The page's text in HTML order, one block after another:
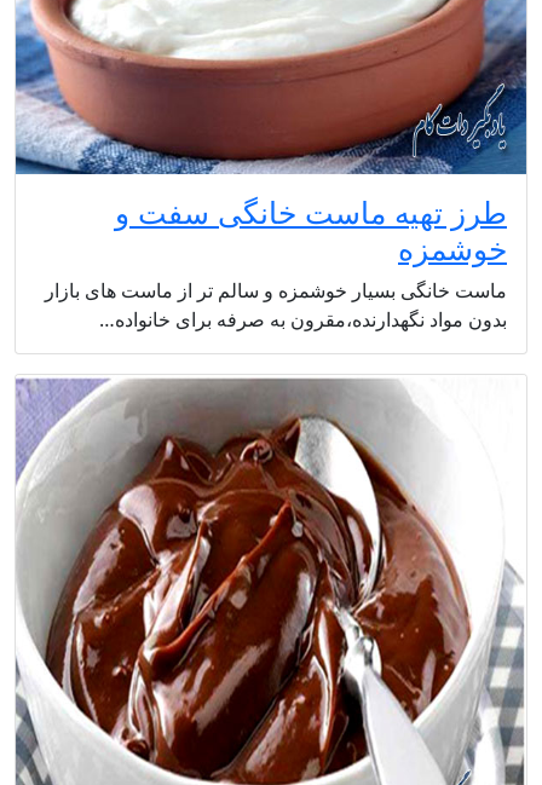
طرز تهیه ماست خانگی سفت و
خوشمزه
ماست خانگی بسیار خوشمزه و سالم تر از ماست های بازار
بدون مواد نگهدارنده،مقرون به صرفه برای خانواده…